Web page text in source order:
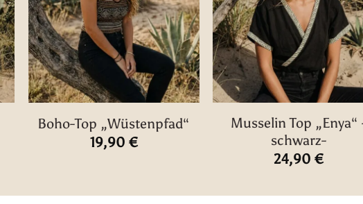
Boho-Top „Wüstenpfad“
19,90 €
Musselin Top „Enya“
schwarz-
24,90 €